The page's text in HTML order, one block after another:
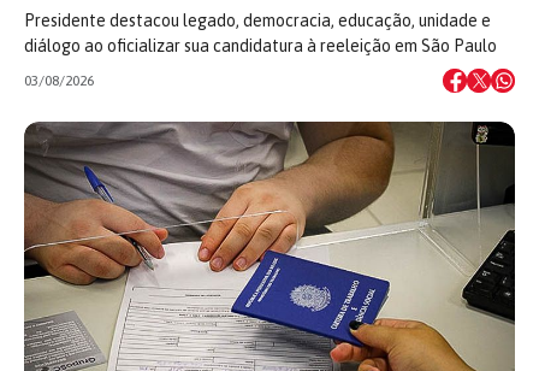
Presidente destacou legado, democracia, educação, unidade e
diálogo ao oficializar sua candidatura à reeleição em São Paulo
03/08/2026